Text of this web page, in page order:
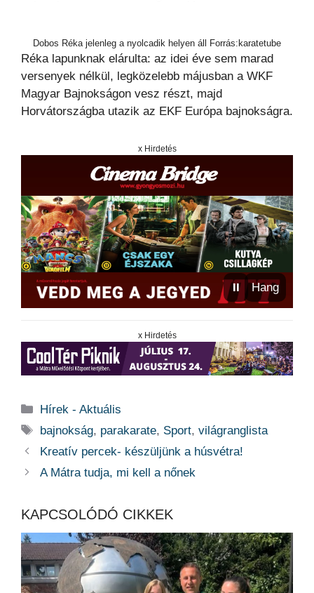
Dobos Réka jelenleg a nyolcadik helyen áll Forrás:karatetube
Réka lapunknak elárulta: az idei éve sem marad
versenyek nélkül, legközelebb májusban a WKF
Magyar Bajnokságon vesz részt, majd
Horvátországba utazik az EKF Európa bajnokságra.
x Hirdetés
⏸ Hang
x Hirdetés
Kategória
Hírek - Aktuális
Címkék
bajnokság, parakarate, Sport,világranglista
Kreatív percek- készüljünk a húsvétra!
A Mátra tudja, mi kell a nőnek
KAPCSOLÓDÓ CIKKEK